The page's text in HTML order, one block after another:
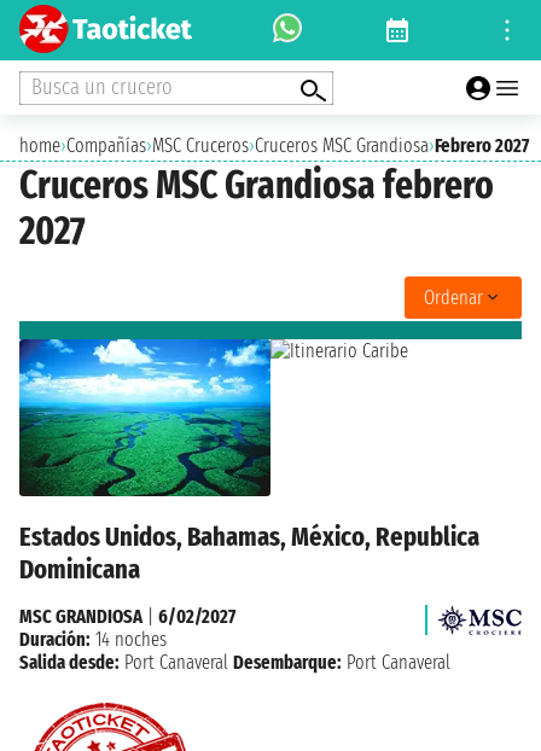
Busca un crucero
home›Compañías›MSC Cruceros›Cruceros MSC Grandiosa›Febrero 2027
Cruceros MSC Grandiosa febrero
2027
Ordenar
Estados Unidos, Bahamas, México, Republica
Dominicana
MSC GRANDIOSA
6/02/2027
Duración: 14 noches
Salida desde: Port Canaveral Desembarque: Port Canaveral